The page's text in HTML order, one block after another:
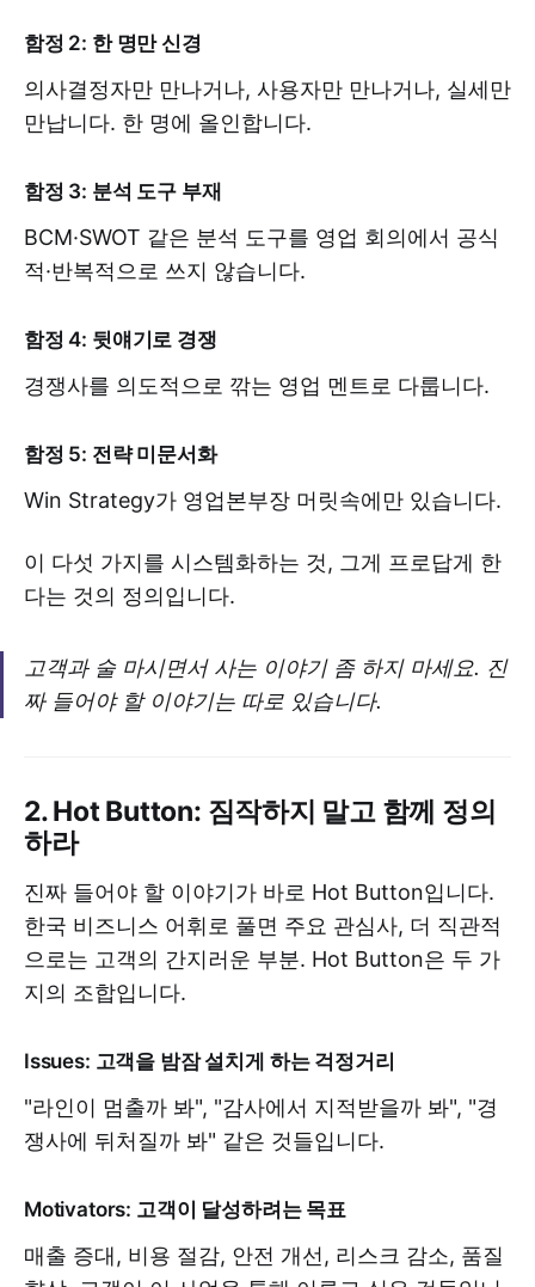
함정 2: 한 명만 신경
의사결정자만 만나거나, 사용자만 만나거나, 실세만
만납니다. 한 명에 올인합니다.
함정 3: 분석 도구 부재
BCM·SWOT 같은 분석 도구를 영업 회의에서 공식
적·반복적으로 쓰지 않습니다.
함정 4: 뒷얘기로 경쟁
경쟁사를 의도적으로 깎는 영업 멘트로 다룹니다.
함정 5: 전략 미문서화
Win Strategy가 영업본부장 머릿속에만 있습니다.
이 다섯 가지를 시스템화하는 것, 그게 프로답게 한
다는 것의 정의입니다.
고객과 술 마시면서 사는 이야기 좀 하지 마세요. 진
짜 들어야 할 이야기는 따로 있습니다.
2. Hot Button: 짐작하지 말고 함께 정의
하라
진짜 들어야 할 이야기가 바로 Hot Button입니다.
한국 비즈니스 어휘로 풀면 주요 관심사, 더 직관적
으로는 고객의 간지러운 부분. Hot Button은 두 가
지의 조합입니다.
Issues: 고객을 밤잠 설치게 하는 걱정거리
"라인이 멈출까 봐", "감사에서 지적받을까 봐", "경
쟁사에 뒤처질까 봐" 같은 것들입니다.
Motivators: 고객이 달성하려는 목표
매출 증대, 비용 절감, 안전 개선, 리스크 감소, 품질